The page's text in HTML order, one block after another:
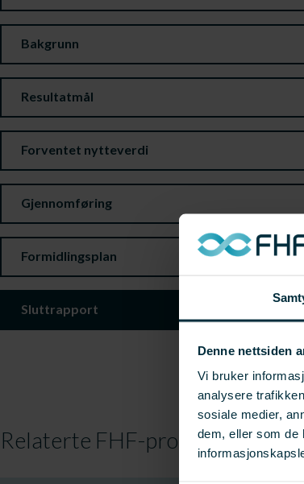
Denne nettsiden
Vi bruker
analysere
sosiale medier,
dem, eller som de
Bakgrunn
Resultatmål
Forventet nytteverdi
Gjennomføring
Formidlingsplan
Sluttrapport
Relaterte FHF-prosjekter